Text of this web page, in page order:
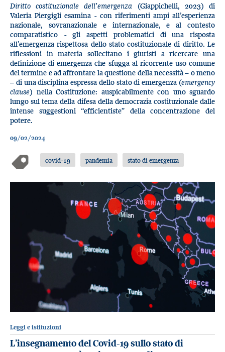
Diritto costituzionale dell’emergenza (Giappichelli, 2023) di
Valeria Piergigli esamina - con riferimenti ampi all’esperienza
nazionale, sovranazionale e internazionale, e al contesto
comparatistico - gli aspetti problematici di una risposta
all’emergenza rispettosa dello stato costituzionale di diritto. Le
riflessioni in materia sollecitano i giuristi a ricercare una
definizione di emergenza che sfugga al ricorrente uso comune
del termine e ad affrontare la questione della necessità – o meno
– di una disciplina espressa dello stato di emergenza (emergency
clause) nella Costituzione: auspicabilmente con uno sguardo
lungo sul tema della difesa della democrazia costituzionale dalle
intense suggestioni “efficientiste” della concentrazione del
potere.
09/02/2024
covid-19 pandemia stato di emergenza
Leggi e istituzioni
L’insegnamento del Covid-19 sullo stato di